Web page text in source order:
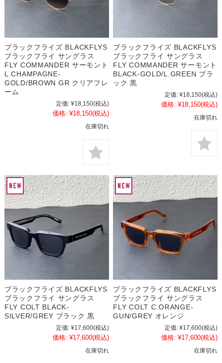
ブラックフライズ BLACKFLYS
ブラックフライ サングラス
FLY COMMANDER サーモント
L.CHAMPAGNE-
GOLD/BROWN GR クリアフレ
ーム
定価: ¥18,150(税込)
価格: ¥18,150(税込)
在庫切れ
ブラックフライズ BLACKFLYS
ブラックフライ サングラス
FLY COMMANDER サーモント
BLACK-GOLD/L.GREEN ブラ
ック 黒
定価: ¥18,150(税込)
価格: ¥18,150(税込)
在庫切れ
ブラックフライズ BLACKFLYS
ブラックフライ サングラス
FLY COLT BLACK-
SILVER/GREY ブラック 黒
定価: ¥17,600(税込)
価格: ¥17,600(税込)
在庫切れ
ブラックフライズ BLACKFLYS
ブラックフライ サングラス
FLY COLT C.ORANGE-
GUN/GREY オレンジ
定価: ¥17,600(税込)
価格: ¥17,600(税込)
在庫切れ